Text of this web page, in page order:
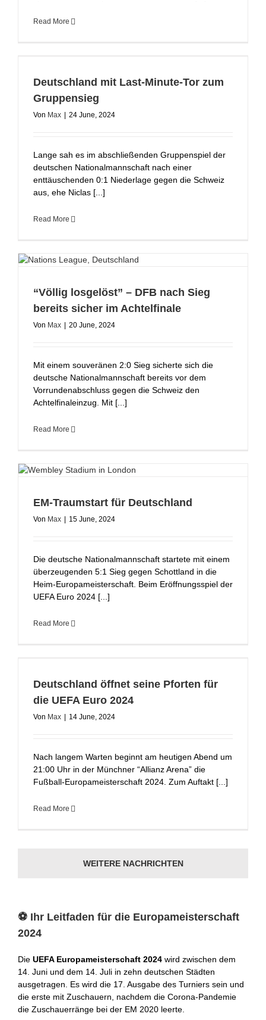
Read More
Deutschland mit Last-Minute-Tor zum
Gruppensieg
Von Max 24 June, 2024
Lange sah es im abschließenden Gruppenspiel der
deutschen Nationalmannschaft nach einer
enttäuschenden 0:1 Niederlage gegen die Schweiz
aus, ehe Niclas [...]
Read More
“Völlig losgelöst” – DFB nach Sieg
bereits sicher im Achtelfinale
Von Max 20 June, 2024
Mit einem souveränen 2:0 Sieg sicherte sich die
deutsche Nationalmannschaft bereits vor dem
Vorrundenabschluss gegen die Schweiz den
Achtelfinaleinzug. Mit [...]
Read More
EM-Traumstart für Deutschland
Von Max 15 June, 2024
Die deutsche Nationalmannschaft startete mit einem
überzeugenden 5:1 Sieg gegen Schottland in die
Heim-Europameisterschaft. Beim Eröffnungsspiel der
UEFA Euro 2024 [...]
Read More
Deutschland öffnet seine Pforten für
die UEFA Euro 2024
Von Max 14 June, 2024
Nach langem Warten beginnt am heutigen Abend um
21:00 Uhr in der Münchner “Allianz Arena” die
Fußball-Europameisterschaft 2024. Zum Auftakt [...]
Read More
WEITERE NACHRICHTEN
⚽ Ihr Leitfaden für die Europameisterschaft
2024
Die UEFA Europameisterschaft 2024 wird zwischen dem
14. Juni und dem 14. Juli in zehn deutschen Städten
ausgetragen. Es wird die 17. Ausgabe des Turniers sein und
die erste mit Zuschauern, nachdem die Corona-Pandemie
die Zuschauerränge bei der EM 2020 leerte.